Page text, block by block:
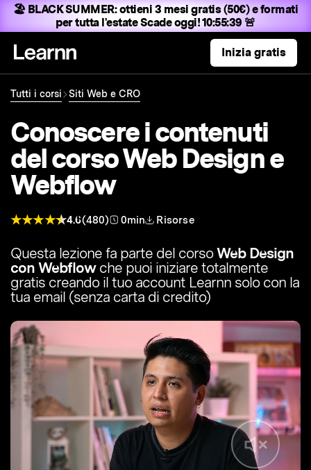
🏖️ BLACK SUMMER:ottieni 3 mesi gratis (50€) e formati
per tutta l'estateScade oggi! 10:55:38 🚨
Inizia gratis
Tutti i corsi Siti Web e CRO
Conoscere i contenuti
del corso Web Design e
Webflow
4.6(480) 0min Risorse
Questa lezione fa parte del corsoWeb Design
con Webflowche puoi iniziare totalmente
gratis creando il tuo account Learnn solo con la
tua email (senza carta di credito)